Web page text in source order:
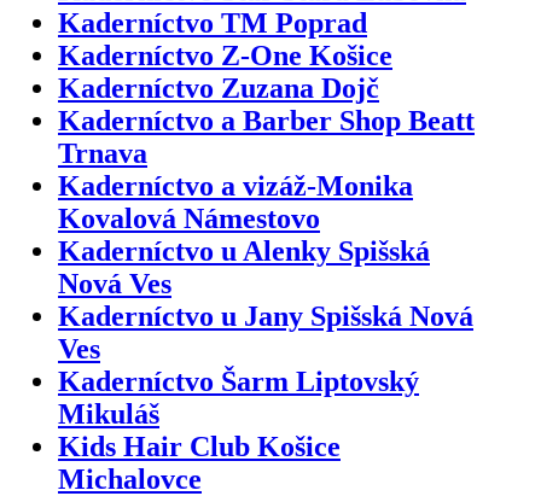
Kaderníctvo TM Poprad
Kaderníctvo Z-One Košice
Kaderníctvo Zuzana Dojč
Kaderníctvo a Barber Shop Beatt
Trnava
Kaderníctvo a vizáž-Monika
Kovalová Námestovo
Kaderníctvo u Alenky Spišská
Nová Ves
Kaderníctvo u Jany Spišská Nová
Ves
Kaderníctvo Šarm Liptovský
Mikuláš
Kids Hair Club Košice
Michalovce